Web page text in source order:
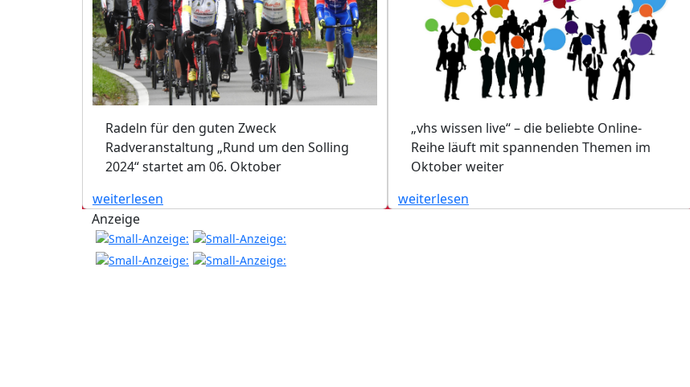
Radeln für den guten Zweck
Radveranstaltung „Rund um den Solling
2024“ startet am 06. Oktober
weiterlesen
„vhs wissen live“ – die beliebte Online-
Reihe läuft mit spannenden Themen im
Oktober weiter
weiterlesen
Anzeige